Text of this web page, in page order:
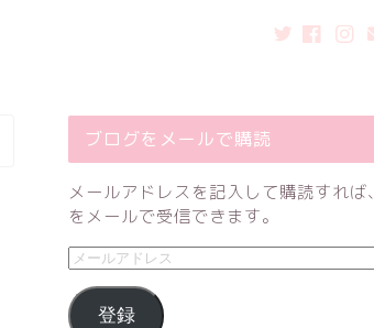
ブログをメールで購読
メールアドレスを記入して購読すれば
をメールで受信できます。
登録